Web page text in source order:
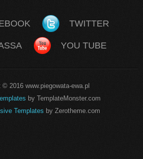
TWITTER
YOU TUBE
© 2016 www.piegowata-ewa.pl
by TemplateMonster.com
Templates by Zerotheme.com